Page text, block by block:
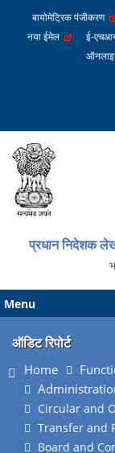
बायोमेट्रिक पंजीकरण
नया ईमेल
ई-
प्रधान निदेशक
Menu
ऑडिट रिपोर्ट
Home
Circular and
Transfer and
Board and